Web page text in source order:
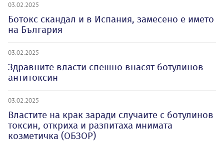
03.02.2025
Ботокс скандал и в Испания, замесено е името
на България
03.02.2025
Здравните власти спешно внасят ботулинов
антитоксин
03.02.2025
Властите на крак заради случаите с ботулинов
токсин, откриха и разпитаха мнимата
козметичка (ОБЗОР)